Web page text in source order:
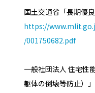
国土交通省「長期優
https://
/001750682.pdf
一般社団法人 住宅性
躯体の倒壊等防止）」